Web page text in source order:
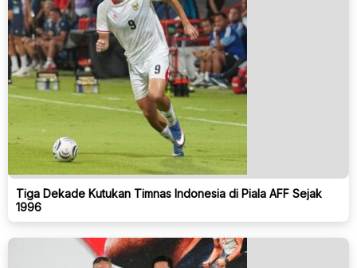
Tiga Dekade Kutukan Timnas Indonesia di Piala AFF Sejak
1996